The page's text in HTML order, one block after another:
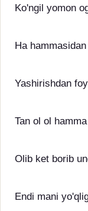
Ko'ngil yomon
Ha
Yashirishdan
Tan ol ol
Olib ket borib
Endi mani